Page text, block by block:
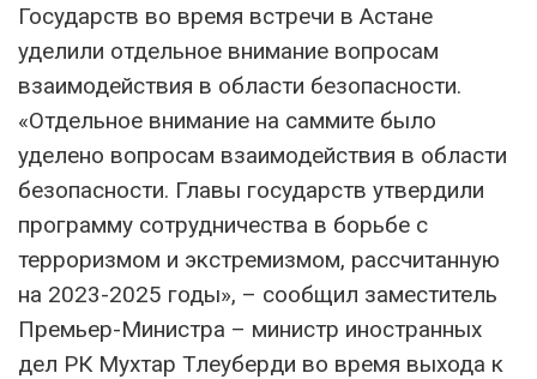
Государств во время встречи в Астане
уделили отдельное внимание вопросам
взаимодействия в области безопасности.
«Отдельное внимание на саммите было
уделено вопросам взаимодействия в области
безопасности. Главы государств утвердили
программу сотрудничества в борьбе с
терроризмом и экстремизмом, рассчитанную
на 2023-2025 годы», – сообщил заместитель
Премьер-Министра – министр иностранных
дел РК Мухтар Тлеуберди во время выхода к